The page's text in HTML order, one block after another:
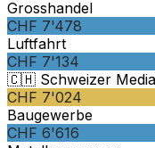
Grosshandel
CHF 7'478
Luftfahrt
CHF 7'134
🇨🇭 Schweizer
CHF 7'024
Baugewerbe
CHF 6'616